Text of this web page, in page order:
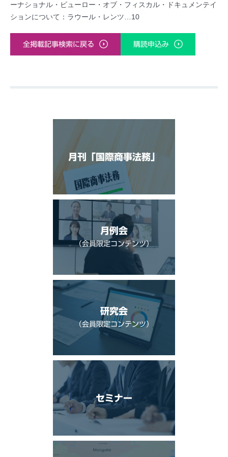
ーナショナル・ビューロー・オブ・フィスカル・ドキュメンテイ
ションについて：ラウール・レンツ…10
全掲載記事検索に戻る 購読申込み
月刊「国際商事法務」
月例会
（会員限定コンテンツ）
研究会
（会員限定コンテンツ）
セミナー